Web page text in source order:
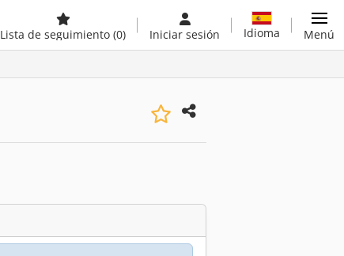
Lista de seguimiento (0) Iniciar sesión Idioma Menú